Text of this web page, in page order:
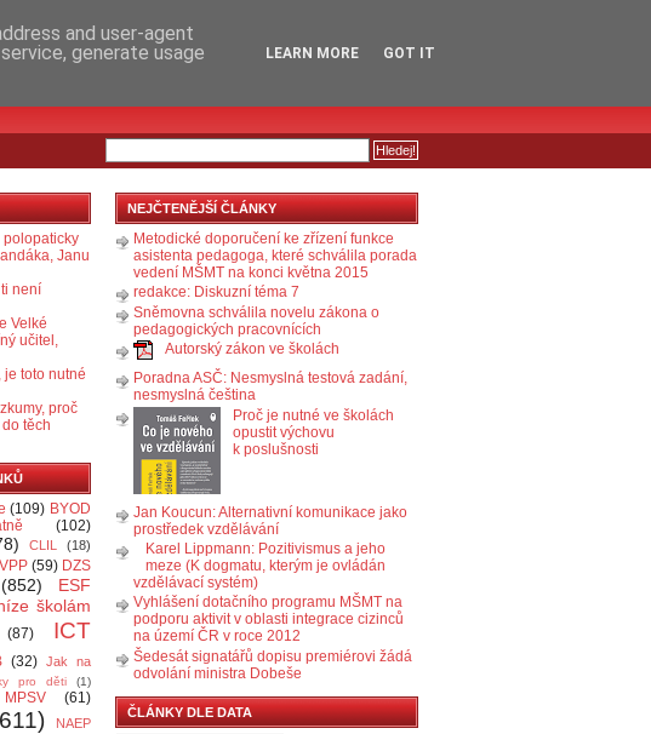
Janu
není
Velké
učitel,
je toto nutné
proč
těch
(109) BYOD
(102)
CLIL (18)
(59) DZS
(852)
ESF
školám
(87)
ICT
(32) Jak na
pro děti (1)
MPSV (61)
NAEP
NEJČTENĚJŠÍ ČLÁNKY
Metodické doporučení ke zřízení funkce
asistenta pedagoga, které schválila porada
vedení MŠMT na konci května 2015
redakce: Diskuzní téma 7
Sněmovna schválila novelu zákona o
pedagogických pracovnících
Autorský zákon ve školách
Poradna ASČ: Nesmyslná testová zadání,
nesmyslná čeština
Proč je nutné ve školách
opustit výchovu
k poslušnosti
Jan Koucun: Alternativní komunikace jako
prostředek vzdělávání
Karel Lippmann: Pozitivismus a jeho
meze (K dogmatu, kterým je ovládán
vzdělávací systém)
Vyhlášení dotačního programu MŠMT na
podporu aktivit v oblasti integrace cizinců
na území ČR v roce 2012
Šedesát signatářů dopisu premiérovi žádá
odvolání ministra Dobeše
ČLÁNKY DLE DATA
and user-agent
generate usage
LEARN MORE GOT IT